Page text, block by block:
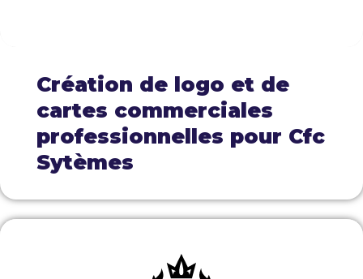
Création de logo et de
cartes commerciales
professionnelles pour Cfc
Sytèmes